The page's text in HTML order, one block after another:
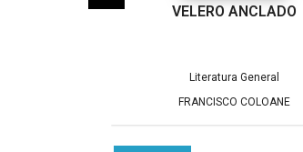
VELERO ANCLADO
Literatura General
FRANCISCO COLOANE